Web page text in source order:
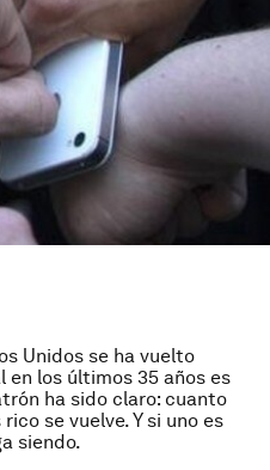
Unidos se ha vuelto
en los últimos 35 años es
ha sido claro: cuanto
se vuelve. Y si uno es
siendo.